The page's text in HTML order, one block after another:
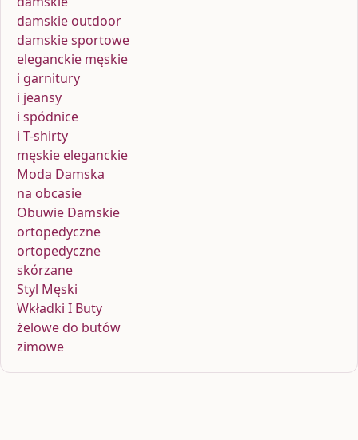
damskie outdoor
damskie sportowe
eleganckie męskie
i garnitury
i jeansy
i spódnice
i T-shirty
męskie eleganckie
Moda Damska
na obcasie
Obuwie Damskie
ortopedyczne
ortopedyczne
skórzane
Styl Męski
Wkładki I Buty
żelowe do butów
zimowe